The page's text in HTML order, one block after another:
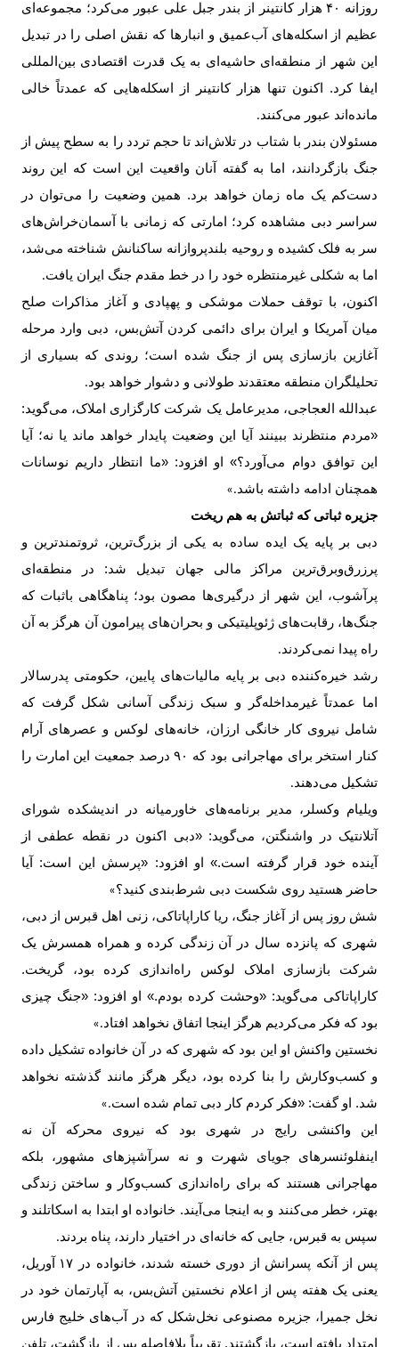
روزانه ۴۰ هزار کانتینر از بندر جبل علی عبور می‌کرد؛ مجموعه‌ای
عظیم از اسکله‌های آب‌عمیق و انبارها که نقش اصلی را در تبدیل
این شهر از منطقه‌ای حاشیه‌ای به یک قدرت اقتصادی بین‌المللی
ایفا کرد. اکنون تنها هزار کانتینر از اسکله‌هایی که عمدتاً خالی
مانده‌اند عبور می‌کنند.
مسئولان بندر با شتاب در تلاش‌اند تا حجم تردد را به سطح پیش از
جنگ بازگردانند، اما به گفته آنان واقعیت این است که این روند
دست‌کم یک ماه زمان خواهد برد. همین وضعیت را می‌توان در
سراسر دبی مشاهده کرد؛ امارتی که زمانی با آسمان‌خراش‌های
سر به فلک کشیده و روحیه بلندپروازانه ساکنانش شناخته می‌شد،
اما به شکلی غیرمنتظره خود را در خط مقدم جنگ ایران یافت.
اکنون، با توقف حملات موشکی و پهپادی و آغاز مذاکرات صلح
میان آمریکا و ایران برای دائمی کردن آتش‌بس، دبی وارد مرحله
آغازین بازسازی پس از جنگ شده است؛ روندی که بسیاری از
تحلیلگران منطقه معتقدند طولانی و دشوار خواهد بود.
عبدالله العجاجی، مدیرعامل یک شرکت کارگزاری املاک، می‌گوید:
«مردم منتظرند ببینند آیا این وضعیت پایدار خواهد ماند یا نه؛ آیا
این توافق دوام می‌آورد؟» او افزود: «ما انتظار داریم نوسانات
همچنان ادامه داشته باشد.»
جزیره ثباتی که ثباتش به هم ریخت
دبی بر پایه یک ایده ساده به یکی از بزرگ‌ترین، ثروتمندترین و
پرزرق‌وبرق‌ترین مراکز مالی جهان تبدیل شد: در منطقه‌ای
پرآشوب، این شهر از درگیری‌ها مصون بود؛ پناهگاهی باثبات که
جنگ‌ها، رقابت‌های ژئوپلیتیکی و بحران‌های پیرامون آن هرگز به آن
راه پیدا نمی‌کردند.
رشد خیره‌کننده دبی بر پایه مالیات‌های پایین، حکومتی پدرسالار
اما عمدتاً غیرمداخله‌گر و سبک زندگی آسانی شکل گرفت که
شامل نیروی کار خانگی ارزان، خانه‌های لوکس و عصرهای آرام
کنار استخر برای مهاجرانی بود که ۹۰ درصد جمعیت این امارت را
تشکیل می‌دهند.
ویلیام وکسلر، مدیر برنامه‌های خاورمیانه در اندیشکده شورای
آتلانتیک در واشنگتن، می‌گوید: «دبی اکنون در نقطه عطفی از
آینده خود قرار گرفته است.» او افزود: «پرسش این است: آیا
حاضر هستید روی شکست دبی شرط‌بندی کنید؟»
شش روز پس از آغاز جنگ، ریا کاراپاتاکی، زنی اهل قبرس از دبی،
شهری که پانزده سال در آن زندگی کرده و همراه همسرش یک
شرکت بازسازی املاک لوکس راه‌اندازی کرده بود، گریخت.
کاراپاتاکی می‌گوید: «وحشت کرده بودم.» او افزود: «جنگ چیزی
بود که فکر می‌کردیم هرگز اینجا اتفاق نخواهد افتاد.»
نخستین واکنش او این بود که شهری که در آن خانواده تشکیل داده
و کسب‌وکارش را بنا کرده بود، دیگر هرگز مانند گذشته نخواهد
شد. او گفت: «فکر کردم کار دبی تمام شده است.»
این واکنشی رایج در شهری بود که نیروی محرکه آن نه
اینفلوئنسرهای جویای شهرت و نه سرآشپزهای مشهور، بلکه
مهاجرانی هستند که برای راه‌اندازی کسب‌وکار و ساختن زندگی
بهتر، خطر می‌کنند و به اینجا می‌آیند. خانواده او ابتدا به اسکاتلند و
سپس به قبرس، جایی که خانه‌ای در اختیار دارند، پناه بردند.
پس از آنکه پسرانش از دوری خسته شدند، خانواده در ۱۷
آوریل،
یعنی یک هفته پس از اعلام نخستین آتش‌بس، به آپارتمان خود در
نخل جمیرا، جزیره مصنوعی نخل‌شکل که در آب‌های خلیج فارس
امتداد یافته است، بازگشتند. تقریباً بلافاصله پس از بازگشت، تلفن